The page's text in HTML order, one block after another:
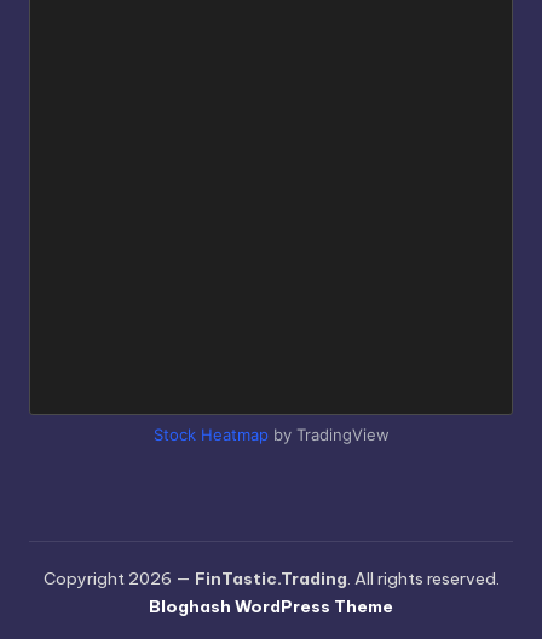
Stock Heatmapby TradingView
Copyright 2026 — FinTastic.Trading. All rights reserved.
Bloghash WordPress Theme